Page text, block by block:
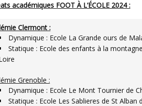
académiques FOOT À L’ÉCOLE 2024 :
Clermont :
Dynamique : Ecole La Grande ours de
Statique : Ecole des enfants à la
Grenoble :
Dynamique : Ecole Le Mont Tournier de
Statique : Ecole Les Sablieres de St Alban